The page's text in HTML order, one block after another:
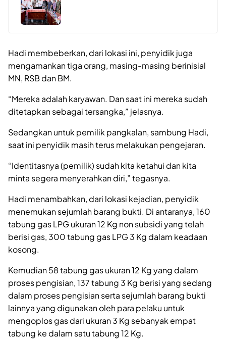
Hadi membeberkan, dari lokasi ini, penyidik juga
mengamankan tiga orang, masing-masing berinisial
MN, RSB dan BM.
“Mereka adalah karyawan. Dan saat ini mereka sudah
ditetapkan sebagai tersangka,” jelasnya.
Sedangkan untuk pemilik pangkalan, sambung Hadi,
saat ini penyidik masih terus melakukan pengejaran.
“Identitasnya (pemilik) sudah kita ketahui dan kita
minta segera menyerahkan diri,” tegasnya.
Hadi menambahkan, dari lokasi kejadian, penyidik
menemukan sejumlah barang bukti. Di antaranya, 160
tabung gas LPG ukuran 12 Kg non subsidi yang telah
berisi gas, 300 tabung gas LPG 3 Kg dalam keadaan
kosong.
Kemudian 58 tabung gas ukuran 12 Kg yang dalam
proses pengisian, 137 tabung 3 Kg berisi yang sedang
dalam proses pengisian serta sejumlah barang bukti
lainnya yang digunakan oleh para pelaku untuk
mengoplos gas dari ukuran 3 Kg sebanyak empat
tabung ke dalam satu tabung 12 Kg.